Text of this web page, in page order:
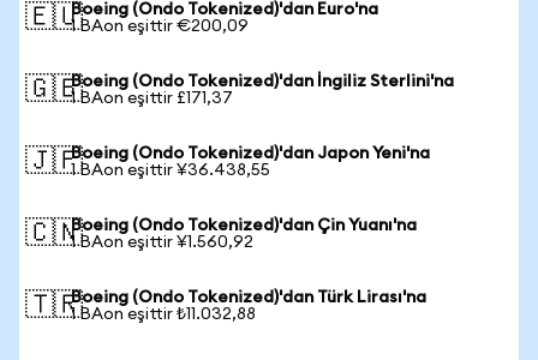
🇪🇺Boeing (Ondo Tokenized)'dan Euro'na
1 BAon eşittir €200,09
🇬🇧Boeing (Ondo Tokenized)'dan İngiliz Sterlini'na
1 BAon eşittir £171,37
🇯🇵Boeing (Ondo Tokenized)'dan Japon Yeni'na
1 BAon eşittir ¥36.438,55
🇨🇳Boeing (Ondo Tokenized)'dan Çin Yuanı'na
1 BAon eşittir ¥1.560,92
🇹🇷Boeing (Ondo Tokenized)'dan Türk Lirası'na
1 BAon eşittir ₺11.032,88